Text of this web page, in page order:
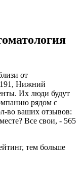
от
191, Нижний
Их люди будут
рядом с
во ваших отзывов:
Все свои, - 565
тем больше